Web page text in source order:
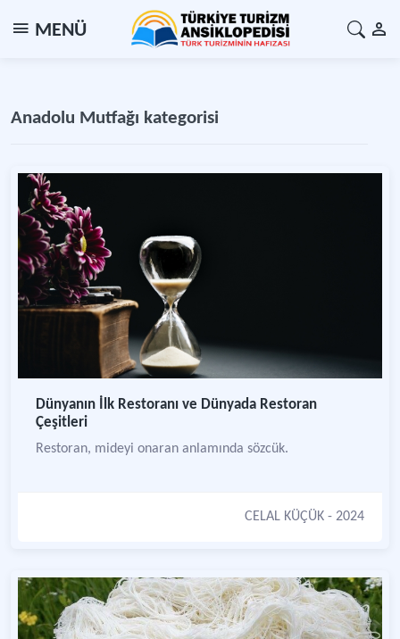
MENÜ
Anadolu Mutfağı kategorisi
Dünyanın İlk Restoranı ve Dünyada Restoran
Çeşitleri
Restoran, mideyi onaran anlamında sözcük.
CELAL KÜÇÜK - 2024